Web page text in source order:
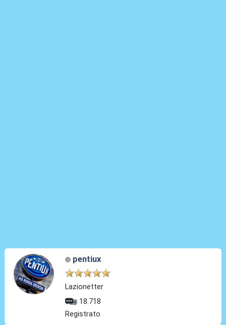
pentiux
Lazionetter
18.718
Registrato